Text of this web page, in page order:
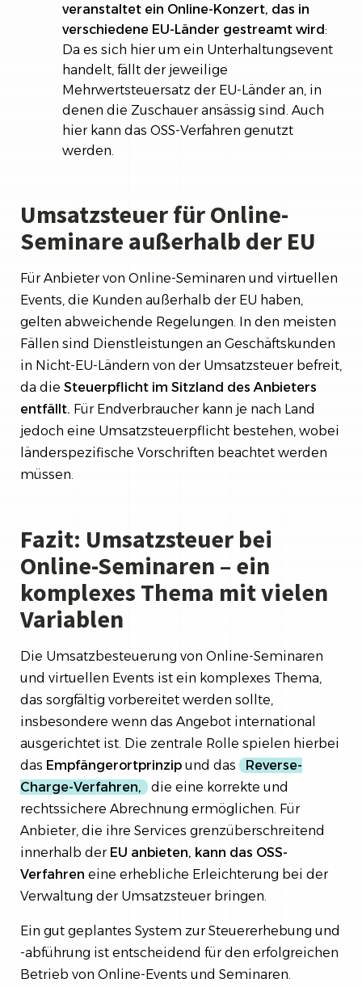
veranstaltet ein Online-Konzert, das in
verschiedene EU-Länder gestreamt wird:
Da es sich hier um ein Unterhaltungsevent
handelt, fällt der jeweilige
Mehrwertsteuersatz der EU-Länder an, in
denen die Zuschauer ansässig sind. Auch
hier kann das OSS-Verfahren genutzt
werden.
Umsatzsteuer für Online-
Seminare außerhalb der EU
Für Anbieter von Online-Seminaren und virtuellen
Events, die Kunden außerhalb der EU haben,
gelten abweichende Regelungen. In den meisten
Fällen sind Dienstleistungen an Geschäftskunden
in Nicht-EU-Ländern von der Umsatzsteuer befreit,
da die Steuerpflicht im Sitzland des Anbieters
entfällt. Für Endverbraucher kann je nach Land
jedoch eine Umsatzsteuerpflicht bestehen, wobei
länderspezifische Vorschriften beachtet werden
müssen.
Fazit: Umsatzsteuer bei
Online-Seminaren – ein
komplexes Thema mit vielen
Variablen
Die Umsatzbesteuerung von Online-Seminaren
und virtuellen Events ist ein komplexes Thema,
das sorgfältig vorbereitet werden sollte,
insbesondere wenn das Angebot international
ausgerichtet ist. Die zentrale Rolle spielen hierbei
das Empfängerortprinzip und das
Reverse-
Charge-Verfahren,
die eine korrekte und
rechtssichere Abrechnung ermöglichen. Für
Anbieter, die ihre Services grenzüberschreitend
innerhalb der EU anbieten, kann das OSS-
Verfahren eine erhebliche Erleichterung bei der
Verwaltung der Umsatzsteuer bringen.
Ein gut geplantes System zur Steuererhebung und
-abführung ist entscheidend für den erfolgreichen
Betrieb von Online-Events und Seminaren.